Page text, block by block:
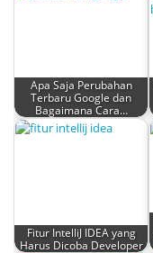
Apa Saja Perubahan
Terbaru Google dan
Bagaimana Cara…
Fitur IntelliJ IDEA yang
Harus Dicoba Developer